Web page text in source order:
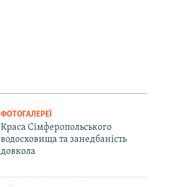
ФОТОГАЛЕРЕЇ
Краса Сімферопольського
водосховища та занедбаність
довкола